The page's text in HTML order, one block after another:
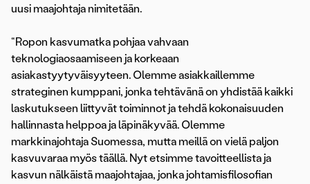
uusi maajohtaja nimitetään.
“Ropon kasvumatka pohjaa vahvaan
teknologiaosaamiseen ja korkeaan
asiakastyytyväisyyteen. Olemme asiakkaillemme
strateginen kumppani, jonka tehtävänä on yhdistää kaikki
laskutukseen liittyvät toiminnot ja tehdä kokonaisuuden
hallinnasta helppoa ja läpinäkyvää. Olemme
markkinajohtaja Suomessa, mutta meillä on vielä paljon
kasvuvaraa myös täällä. Nyt etsimme tavoitteellista ja
kasvun nälkäistä maajohtajaa, jonka johtamisfilosofian